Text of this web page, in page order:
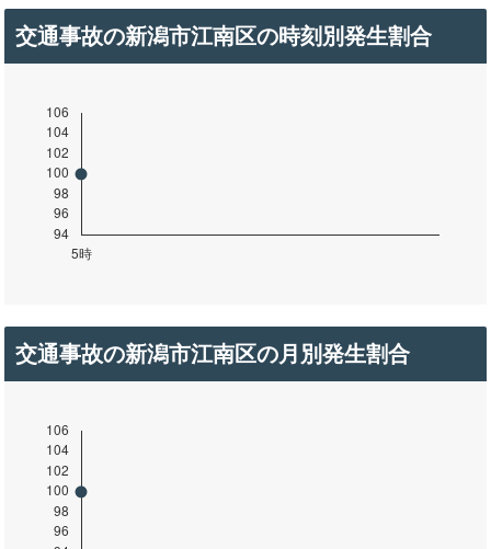
交通事故の新潟市江南区の時刻別発生割合
交通事故の新潟市江南区の月別発生割合